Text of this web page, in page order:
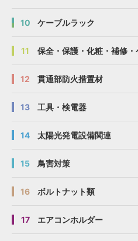
10 ケーブルラック
11 保全・保護・化粧・補修
12 貫通部防火措置材
13 工具・検電器
14 太陽光発電設備関連
15 鳥害対策
16 ボルトナット類
17 エアコンホルダー